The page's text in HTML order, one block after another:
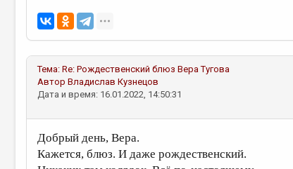
Тема: Re: Рождественский блюз Вера Тугова
Автор Владислав Кузнецов
Дата и время: 16.01.2022, 14:50:31
Добрый день, Вера.
Кажется, блюз. И даже рождественский.